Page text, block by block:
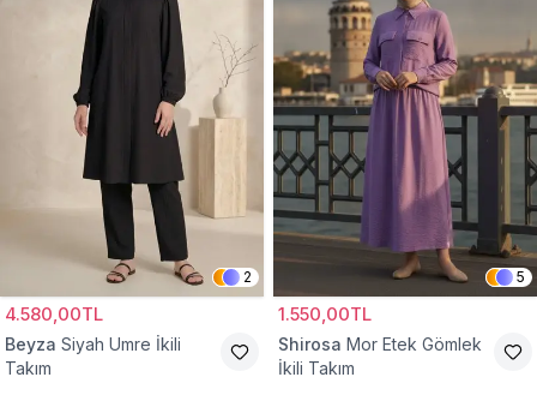
2
4.580,00TL
Beyza Siyah Umre İkili
Takım
5
1.550,00TL
Shirosa Mor Etek Gömlek
İkili Takım